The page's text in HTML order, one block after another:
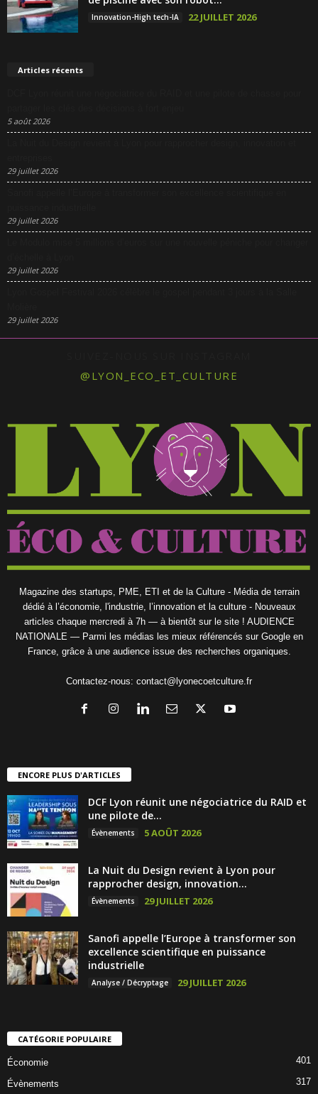
Innovation-High tech-IA 22 JUILLET 2026
Articles récents
5 août 2026
29 juillet 2026
29 juillet 2026
29 juillet 2026
29 juillet 2026
@LYON_ECO_ET_CULTURE
Magazine des startups, PME, ETI et de la Culture - Média de terrain
dédié à l’économie, l'industrie, l’innovation et la culture - Nouveaux
articles chaque mercredi à 7h — à bientôt sur le site ! AUDIENCE
NATIONALE — Parmi les médias les mieux référencés sur Google en
France, grâce à une audience issue des recherches organiques.
Contactez-nous: contact@lyonecoetculture.fr
ENCORE PLUS D'ARTICLES
DCF Lyon réunit une négociatrice du RAID et
une pilote de...
Évènements 5 AOÛT 2026
La Nuit du Design revient à Lyon pour
rapprocher design, innovation...
Évènements 29 JUILLET 2026
Sanofi appelle l’Europe à transformer son
excellence scientifique en puissance
industrielle
Analyse / Décryptage 29 JUILLET 2026
CATÉGORIE POPULAIRE
Économie 401
Évènements 317